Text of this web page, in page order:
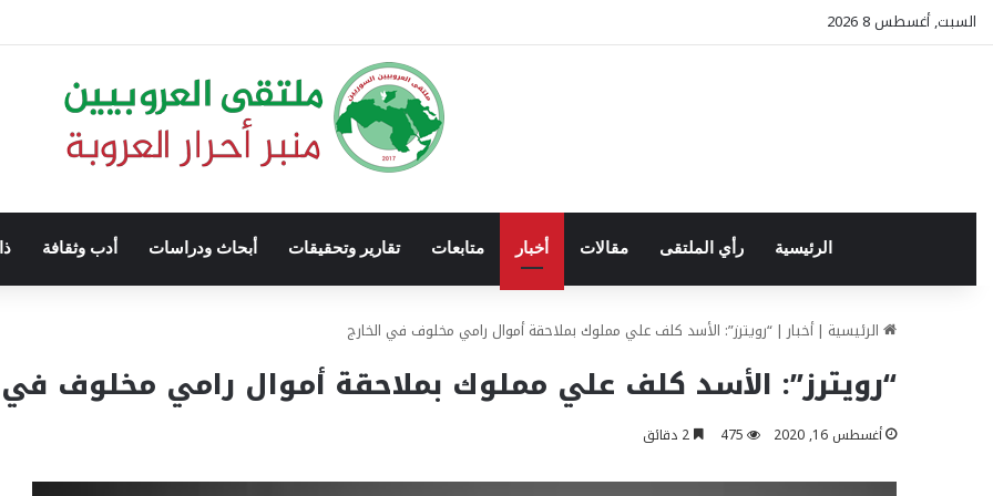
السبت, أغسطس 8 2026
الرئيسية رأي الملتقى مقالات أخبار متابعات تقارير وتحقيقات أبحاث ودراسات أدب وثقافة
الرئيسية | أخبار | “رويترز”: الأسد كلف علي مملوك بملاحقة أموال رامي مخلوف في الخارج
“رويترز”: الأسد كلف علي مملوك بملاحقة أموال رامي مخلوف في
أغسطس 16, 2020 475